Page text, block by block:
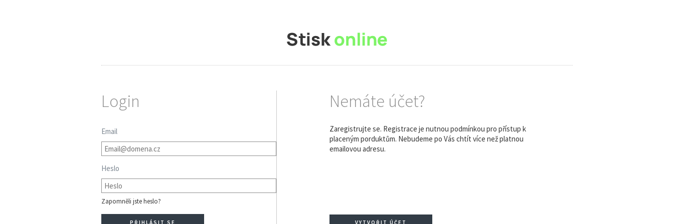
Login
Email
Heslo
Zapomněli jste heslo?
Nemáte účet?
Zaregistrujte se. Registrace je nutnou podmínkou pro přístup k
placeným porduktům. Nebudeme po Vás chtít více než platnou
emailovou adresu.
VYTVOŘIT ÚČET